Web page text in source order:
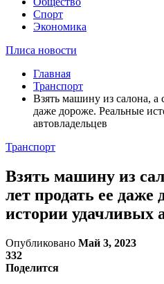
Спорт
Экономика
Плиса новости
Главная
Транспорт
Взять машину из салона, а
даже дороже. Реальные
автовладельцев
Транспорт
Взять машину из
лет продать ее
истории удачливых
Опубликовано Май 3, 2023
332
Поделится